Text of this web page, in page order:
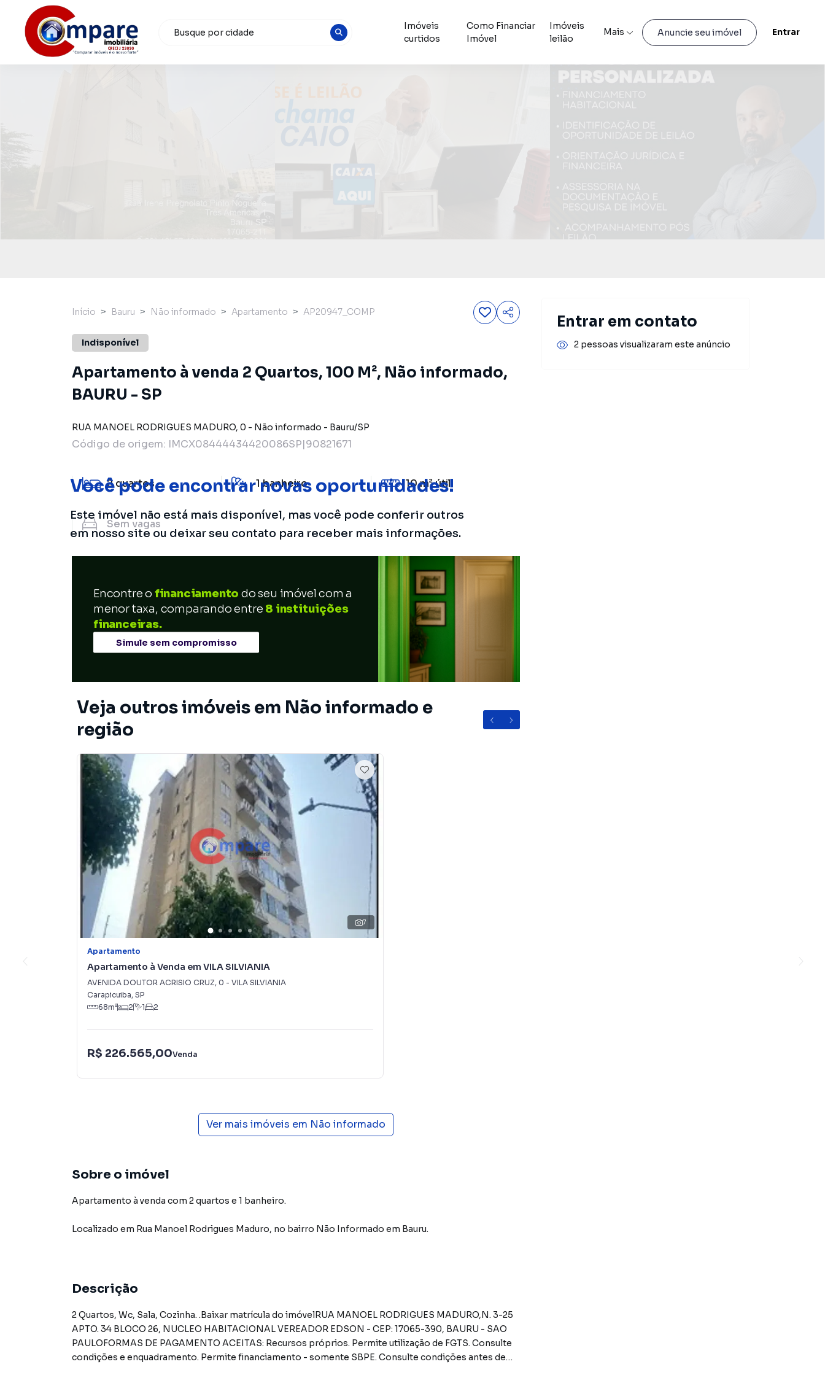
Imóveis
curtidos
Como Financiar
Imóvel
Imóveis
leilão
Mais Anuncie seu imóvel Entrar
Você pode encontrar novas oportunidades!
Este imóvel não está mais disponível, mas você pode conferir outros
em nosso site ou deixar seu contato para receber mais informações.
Início Bauru Não informado Apartamento AP20947_COMP
Indisponível
Apartamento à venda 2 Quartos, 100 M², Não informado,
BAURU - SP
RUA MANOEL RODRIGUES MADURO, 0 - Não informado - Bauru/SP
Código de origem: IMCX08444434420086SP|90821671
2 quartos 1 banheiro 10 m²útil
Sem vagas
Encontre o financiamento do seu imóvel com a
menor taxa, comparando entre 8 instituições
financeiras.
Simule sem compromisso
Veja outros imóveis em Não informado e
região
7
Apartamento
Apartamento à Venda em VILA SILVIANIA
AVENIDA DOUTOR ACRISIO CRUZ, 0 - VILA SILVIANIA
Carapicuiba, SP
68m² 2 1 2
R$ 226.565,00Venda
Ver mais imóveis em Não informado
Sobre o imóvel
Apartamento à venda com 2 quartos e 1 banheiro.
Localizado em Rua Manoel Rodrigues Maduro, no bairro Não Informado em Bauru.
Descrição
2 Quartos, Wc, Sala, Cozinha. .Baixar matrícula do imóvelRUA MANOEL RODRIGUES MADURO,N. 3-25
APTO. 34 BLOCO 26, NUCLEO HABITACIONAL VEREADOR EDSON - CEP: 17065-390, BAURU - SAO
PAULOFORMAS DE PAGAMENTO ACEITAS: Recursos próprios. Permite utilização de FGTS. Consulte
condições e enquadramento. Permite financiamento - somente SBPE. Consulte condições antes de
Entrar em contato
2 pessoas visualizaram este anúncio